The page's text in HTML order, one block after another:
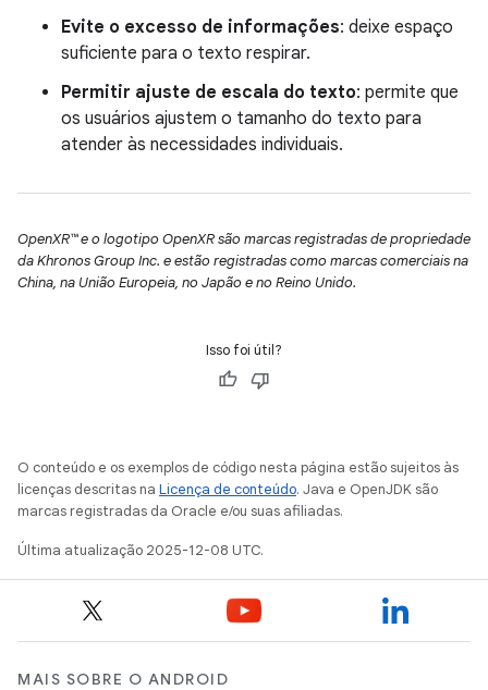
Evite o excesso de informações: deixe espaço
suficiente para o texto respirar.
Permitir ajuste de escala do texto: permite que
os usuários ajustem o tamanho do texto para
atender às necessidades individuais.
OpenXR™ e o logotipo OpenXR são marcas registradas de propriedade
da Khronos Group Inc. e estão registradas como marcas comerciais na
China, na União Europeia, no Japão e no Reino Unido.
Isso foi útil?
O conteúdo e os exemplos de código nesta página estão sujeitos às
licenças descritas na Licença de conteúdo. Java e OpenJDK são
marcas registradas da Oracle e/ou suas afiliadas.
Última atualização 2025-12-08 UTC.
MAIS SOBRE O ANDROID